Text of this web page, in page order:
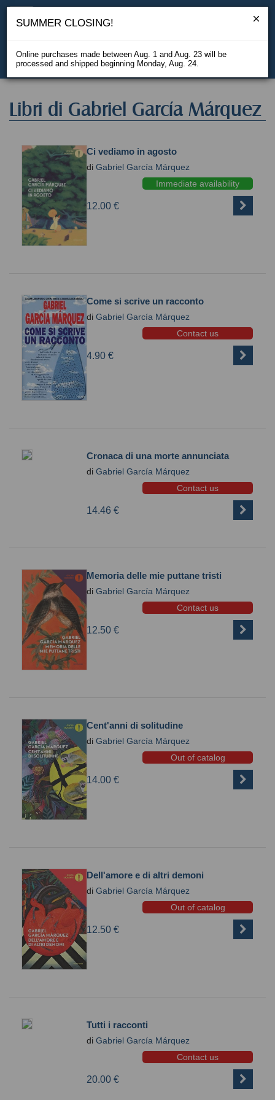
Libri di Gabriel García Márquez
Ci vediamo in agosto
di Gabriel García Márquez
Immediate availability
12.00 €
Come si scrive un racconto
di Gabriel García Márquez
Contact us
4.90 €
Cronaca di una morte annunciata
di Gabriel García Márquez
Contact us
14.46 €
Memoria delle mie puttane tristi
di Gabriel García Márquez
Contact us
12.50 €
Cent'anni di solitudine
di Gabriel García Márquez
Out of catalog
14.00 €
Dell'amore e di altri demoni
di Gabriel García Márquez
Out of catalog
12.50 €
Tutti i racconti
di Gabriel García Márquez
Contact us
20.00 €
SUMMER CLOSING!
Online purchases made between Aug. 1 and Aug. 23 will be
processed and shipped beginning Monday, Aug. 24.